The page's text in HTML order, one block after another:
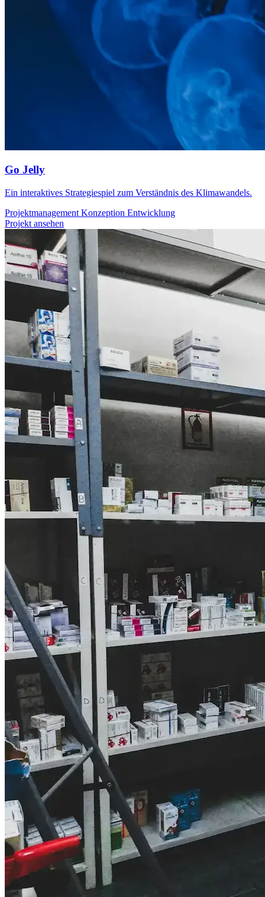
Go Jelly
Ein interaktives Strategiespiel zum Verständnis des Klimawandels.
Projektmanagement Konzeption Entwicklung
Projekt ansehen